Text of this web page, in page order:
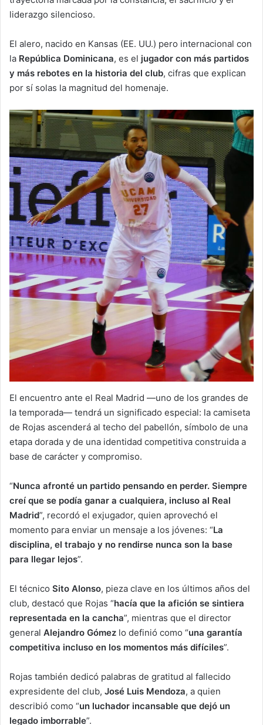
liderazgo silencioso.
El alero, nacido en Kansas (EE. UU.) pero internacional con
la República Dominicana, es el jugador con más partidos
y más rebotes en la historia del club, cifras que explican
por sí solas la magnitud del homenaje.
El encuentro ante el Real Madrid —uno de los grandes de
la temporada— tendrá un significado especial: la camiseta
de Rojas ascenderá al techo del pabellón, símbolo de una
etapa dorada y de una identidad competitiva construida a
base de carácter y compromiso.
“Nunca afronté un partido pensando en perder. Siempre
creí que se podía ganar a cualquiera, incluso al Real
Madrid”, recordó el exjugador, quien aprovechó el
momento para enviar un mensaje a los jóvenes: “La
disciplina, el trabajo y no rendirse nunca son la base
para llegar lejos”.
El técnico Sito Alonso, pieza clave en los últimos años del
club, destacó que Rojas “hacía que la afición se sintiera
representada en la cancha”, mientras que el director
general Alejandro Gómez lo definió como “una garantía
competitiva incluso en los momentos más difíciles”.
Rojas también dedicó palabras de gratitud al fallecido
expresidente del club, José Luis Mendoza, a quien
describió como “un luchador incansable que dejó un
legado imborrable”.